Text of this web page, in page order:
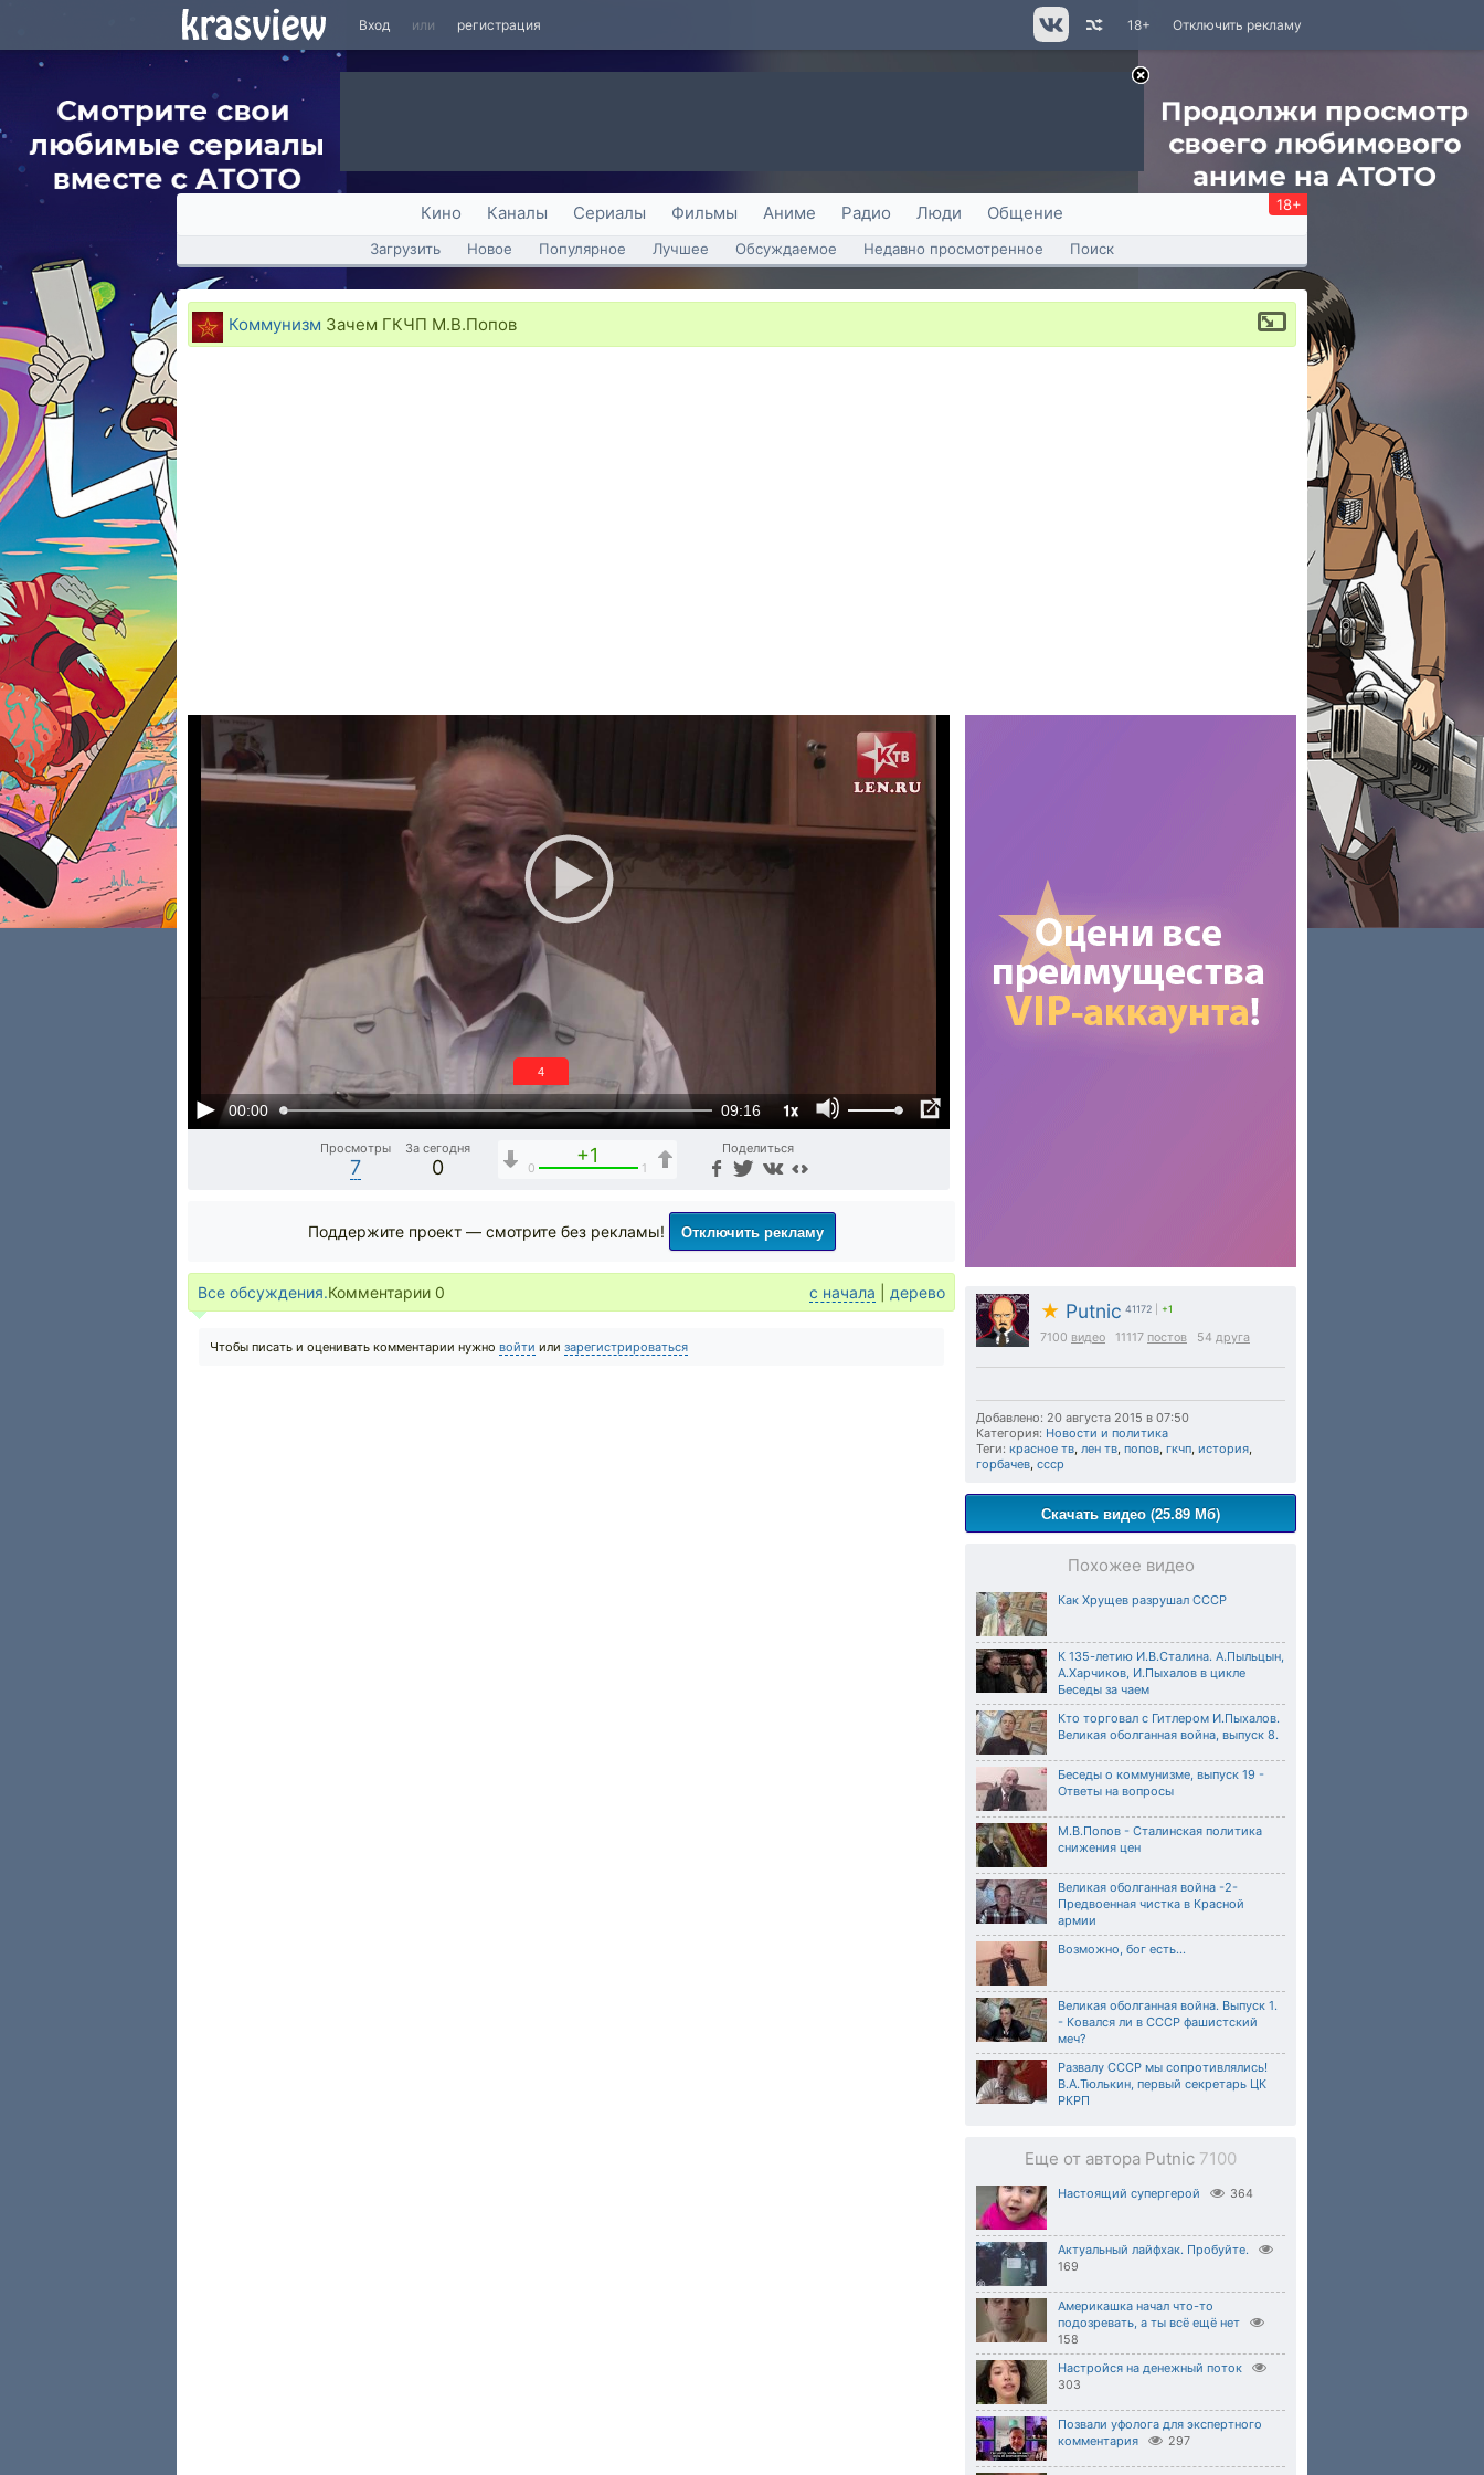
Вход или регистрация Отключить рекламу
18+
Кино Каналы Сериалы Фильмы Аниме Радио Люди Общение 18+
Загрузить Новое Популярное Лучшее Обсуждаемое Недавно просмотренное Поиск
Коммунизм Зачем ГКЧП М.В.Попов
00:00 09:16 1x
4
Просмотры
7
За сегодня
0
+1
0 1
Поделиться
★ Putnic 41172 +1
7100 видео 11117 постов 54 друга
Добавлено: 20 августа 2015 в 07:50
Категория: Новости и политика
Теги: красное тв, лен тв, попов, гкчп, история,
горбачев, ссср
Скачать видео (25.89 Мб)
Похожее видео
Как Хрущев разрушал СССР
К 135-летию И.В.Сталина. А.Пыльцын,
А.Харчиков, И.Пыхалов в цикле
Беседы за чаем
Кто торговал с Гитлером И.Пыхалов.
Великая оболганная война, выпуск 8.
Беседы о коммунизме, выпуск 19 -
Ответы на вопросы
М.В.Попов - Сталинская политика
снижения цен
Великая оболганная война -2-
Предвоенная чистка в Красной
армии
Возможно, бог есть...
Великая оболганная война. Выпуск 1.
- Ковался ли в СССР фашистский
меч?
Развалу СССР мы сопротивлялись!
В.А.Тюлькин, первый секретарь ЦК
РКРП
Еще от автора Putnic 7100
Настоящий супергерой 364
Актуальный лайфхак. Пробуйте.
169
Америкашка начал что-то
подозревать, а ты всё ещё нет
158
Настройся на денежный поток
303
Позвали уфолога для экспертного
комментария
297
Поддержите проект — смотрите без рекламы! Отключить рекламу
Все обсуждения.Комментарии 0 с начала дерево
Чтобы писать и оценивать комментарии нужно войти или зарегистрироваться